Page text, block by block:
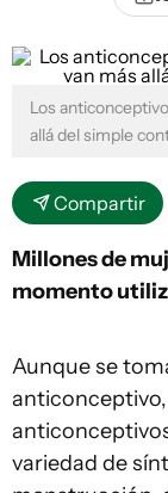
Los
allá del simple
Compartir
Millones de
momento
Aunque se
variedad de